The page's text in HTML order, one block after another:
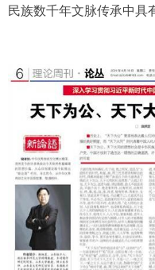
民族数千年文脉传承中具